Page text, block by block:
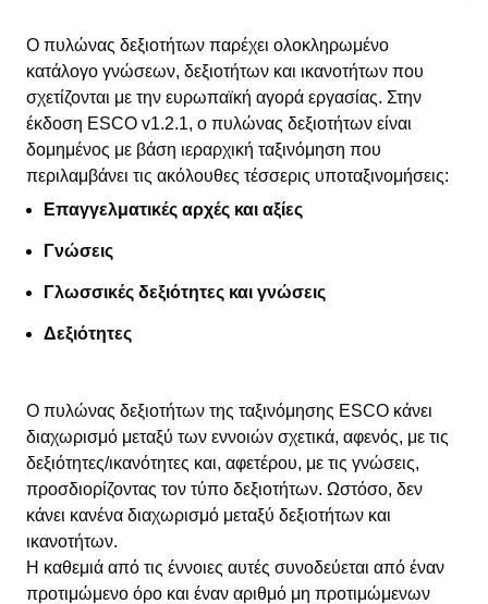
Ο πυλώνας δεξιοτήτων παρέχει ολοκληρωμένο
κατάλογο γνώσεων, δεξιοτήτων και ικανοτήτων που
σχετίζονται με την ευρωπαϊκή αγορά εργασίας. Στην
έκδοση ESCO v1.2.1, ο πυλώνας δεξιοτήτων είναι
δομημένος με βάση ιεραρχική ταξινόμηση που
περιλαμβάνει τις ακόλουθες τέσσερις υποταξινομήσεις:
Επαγγελματικές αρχές και αξίες
Γνώσεις
Γλωσσικές δεξιότητες και γνώσεις
Δεξιότητες
Ο πυλώνας δεξιοτήτων της ταξινόμησης ESCO κάνει
διαχωρισμό μεταξύ των εννοιών σχετικά, αφενός, με τις
δεξιότητες/ικανότητες και, αφετέρου, με τις γνώσεις,
προσδιορίζοντας τον τύπο δεξιοτήτων. Ωστόσο, δεν
κάνει κανένα διαχωρισμό μεταξύ δεξιοτήτων και
ικανοτήτων.
Η καθεμιά από τις έννοιες αυτές συνοδεύεται από έναν
προτιμώμενο όρο και έναν αριθμό μη προτιμώμενων